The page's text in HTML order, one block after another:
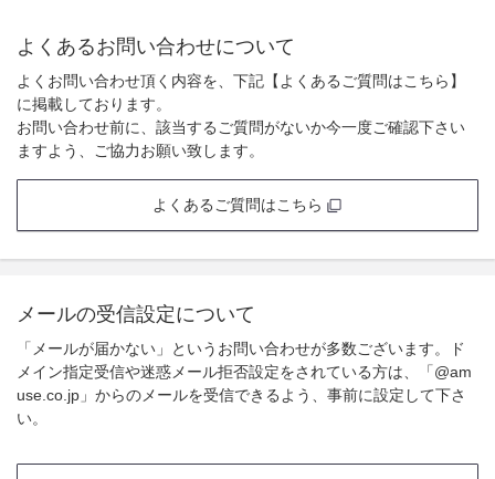
よくあるお問い合わせについて
よくお問い合わせ頂く内容を、下記【よくあるご質問はこちら】
に掲載しております。
お問い合わせ前に、該当するご質問がないか今一度ご確認下さい
ますよう、ご協力お願い致します。
よくあるご質問はこちら
メールの受信設定について
「メールが届かない」というお問い合わせが多数ございます。ド
メイン指定受信や迷惑メール拒否設定をされている方は、「@am
use.co.jp」からのメールを受信できるよう、事前に設定して下さ
い。